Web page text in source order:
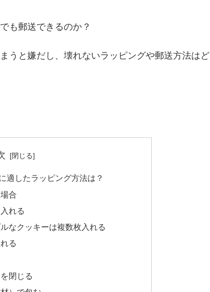
も郵送できるのか？
うと嫌だし、壊れないラッピングや郵送方法はど
適したラッピング方法は？
合
れる
なクッキーは複数枚入れる
る
閉じる